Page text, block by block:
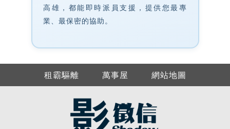
高雄，都能即時派員支援，提供您最專
業、最保密的協助。
租霸驅離 萬事屋 網站地圖